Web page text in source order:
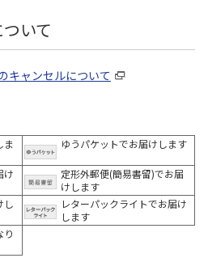
いて
キャンセルについて
ま
ゆうパケットでお届けします
け
定形外郵便(簡易書留)でお届
けします
し
レターパックライトでお届け
します
り